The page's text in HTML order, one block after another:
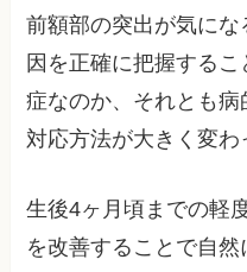
前額部の突出が気に
因を正確に把握する
症なのか、それとも病
対応方法が大きく変わ
生後4ヶ月頃までの軽
を改善することで自